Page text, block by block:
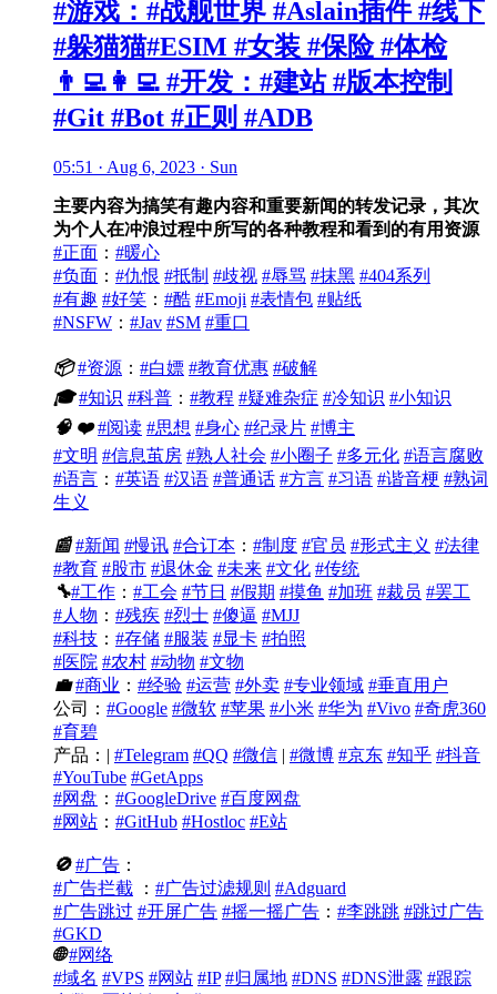
#游戏：#战舰世界 #Aslain插件 #线下
#躲猫猫#ESIM #女装 #保险 #体检
👨‍💻👩‍💻 #开发：#建站 #版本控制
#Git #Bot #正则 #ADB
05:51 · Aug 6, 2023 · Sun
主要内容为搞笑有趣内容和重要新闻的转发记录，其次
为个人在冲浪过程中所写的各种教程和看到的有用资源
#正面 ： #暖心
#负面 ： #仇恨 #抵制 #歧视 #辱骂 #抹黑 #404系列
#有趣 #好笑 ： #酷 #Emoji #表情包 #贴纸
#NSFW ： #Jav #SM #重口
📦 #资源 ： #白嫖 #教育优惠 #破解
🎓 #知识 #科普 ： #教程 #疑难杂症 #冷知识 #小知识
🧠 ❤️ #阅读 #思想 #身心 #纪录片 #博主
#文明 #信息茧房 #熟人社会 #小圈子 #多元化 #语言腐败
#语言 ： #英语 #汉语 #普通话 #方言 #习语 #谐音梗 #熟词
生义
📰 #新闻 #慢讯 #合订本 ： #制度 #官员 #形式主义 #法律
#教育 #股市 #退休金 #未来 #文化 #传统
🔧#工作 ： #工会 #节日 #假期 #摸鱼 #加班 #裁员 #罢工
#人物 ： #残疾 #烈士 #傻逼 #MJJ
#科技 ： #存储 #服装 #显卡 #拍照
#医院 #农村 #动物 #文物
💼 #商业 ： #经验 #运营 #外卖 #专业领域 #垂直用户
公司： #Google #微软 #苹果 #小米 #华为 #Vivo #奇虎360
#育碧
产品：| #Telegram #QQ #微信 | #微博 #京东 #知乎 #抖音
#YouTube #GetApps
#网盘 ： #GoogleDrive #百度网盘
#网站 ： #GitHub #Hostloc #E站
🚫 #广告 ：
#广告拦截 ： #广告过滤规则 #Adguard
#广告跳过 #开屏广告 #摇一摇广告 ： #李跳跳 #跳过广告
#GKD
🌐 #网络
#域名 #VPS #网站 #IP #归属地 #DNS #DNS泄露 #跟踪